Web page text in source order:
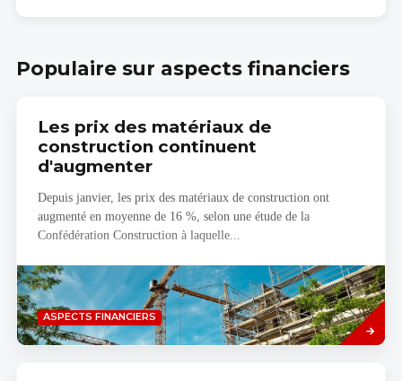
Populaire sur aspects financiers
Les prix des matériaux de
construction continuent
d'augmenter
Depuis janvier, les prix des matériaux de construction ont
augmenté en moyenne de 16 %, selon une étude de la
Confédération Construction à laquelle...
ASPECTS FINANCIERS
Savoir
plus